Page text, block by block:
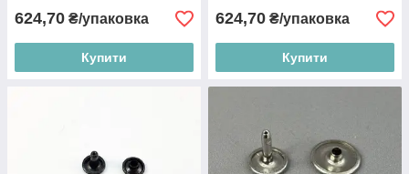
624,70 ₴/упаковка
Купити
624,70 ₴/упаковка
Купити